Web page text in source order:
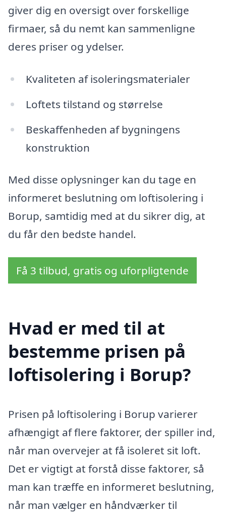
giver dig en oversigt over forskellige
firmaer, så du nemt kan sammenligne
deres priser og ydelser.
Kvaliteten af isoleringsmaterialer
Loftets tilstand og størrelse
Beskaffenheden af bygningens
konstruktion
Med disse oplysninger kan du tage en
informeret beslutning om loftisolering i
Borup, samtidig med at du sikrer dig, at
du får den bedste handel.
Få 3 tilbud, gratis og uforpligtende
Hvad er med til at
bestemme prisen på
loftisolering i Borup?
Prisen på loftisolering i Borup varierer
afhængigt af flere faktorer, der spiller ind,
når man overvejer at få isoleret sit loft.
Det er vigtigt at forstå disse faktorer, så
man kan træffe en informeret beslutning,
når man vælger en håndværker til